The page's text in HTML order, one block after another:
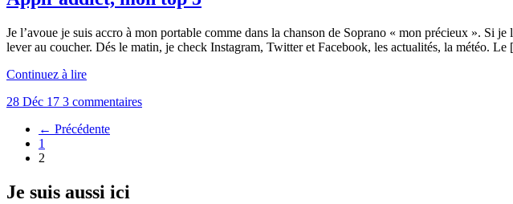
Je l’avoue je suis accro à mon portable comme dans la chanson de Soprano « mon précieux ». Si
lever au coucher. Dés le matin, je check Instagram, Twitter et Facebook, les actualités, la météo. Le [
Continuez à lire
28 Déc 17 3 commentaires
← Précédente
1
2
Je suis aussi ici